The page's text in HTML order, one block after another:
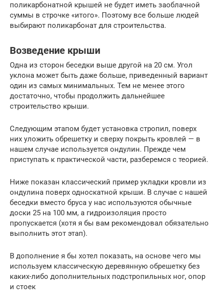
поликарбонатной крышей не будет иметь заоблачной
суммы в строчке «итого». Поэтому все больше людей
выбирают поликарбонат для строительства.
Возведение крыши
Одна из сторон беседки выше другой на 20 см. Угол
уклона может быть даже больше, приведенный вариант
один из самых минимальных. Тем не менее этого
достаточно, чтобы продолжить дальнейшее
строительство крыши.
Следующим этапом будет установка стропил, поверх
них уложить обрешетку и сверху покрыть кровлей — в
нашем случае используется ондулин. Прежде чем
приступать к практической части, разберемся с теорией.
Ниже показан классический пример укладки кровли из
ондулина поверх односкатной крыши. В случае с нашей
беседки вместо бруса у нас используются обычные
доски 25 на 100 мм, а гидроизоляция просто
пропускается (хотя я бы вам рекомендовал обязательно
выполнить этот этап).
В дополнение я бы хотел показать, на основе чего мы
используем классическую деревянную обрешетку без
каких-либо дополнительных подстропильных ног, опор
и стоек